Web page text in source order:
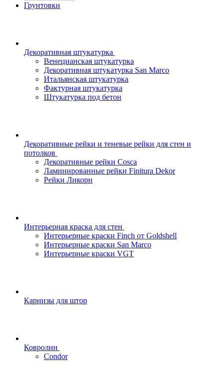
Грунтовки
Декоративная штукатурка
Венецианская штукатурка
Декоративная штукатурка San Marco
Итальянская штукатурка
Фактурная штукатурка
Штукатурка под бетон
Декоративные рейки и теневые рейки для стен и
потолков
Декоративные рейки Cosca
Ламинированные рейки Finitura Dekor
Рейки Ликорн
Интерьерная краска для стен
Интерьерные краски Finch от Goldshell
Интерьерные краски San Marco
Интерьерные краски VGT
Карнизы для штор
Ковролин
Condor